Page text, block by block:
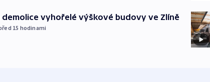
demolice vyhořelé výškové budovy ve Zlíně
15 hodinami